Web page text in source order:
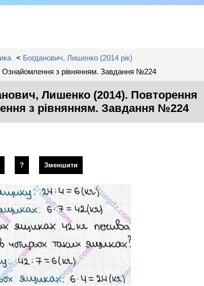
< Богданович, Лишенко (2014 рік)
Ознайомлення з рівнянням. Завдання №224
Лишенко (2014). Повторення
з рівнянням. Завдання №224
? Зменшити